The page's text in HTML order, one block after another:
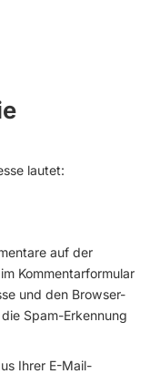
lautet:
auf der
Kommentarformular
und den Browser-
Spam-Erkennung
Ihrer E-Mail-